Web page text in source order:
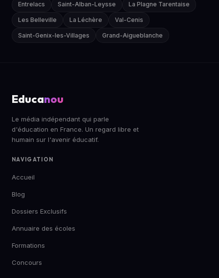
Entrelacs Saint-Alban-Leysse La Plagne Tarentaise
Les Belleville La Léchère Val-Cenis
Saint-Genix-les-Villages Grand-Aigueblanche
Educanou
Le média indépendant qui parle
d'éducation en France. Un regard libre et
humain sur l'avenir éducatif.
NAVIGATION
Accueil
Blog
Dossiers Exclusifs
Annuaire des écoles
Formations
Concours